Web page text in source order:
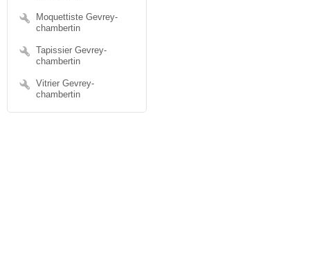
Moquettiste Gevrey-
chambertin
Tapissier Gevrey-
chambertin
Vitrier Gevrey-
chambertin